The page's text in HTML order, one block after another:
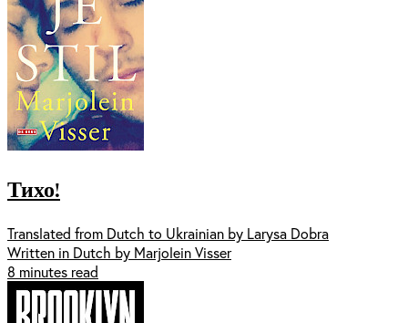
Тихо!
Translated from Dutch to Ukrainian by Larysa Dobra
Written in Dutch by Marjolein Visser
8 minutes read